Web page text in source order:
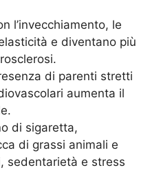
l’invecchiamento, le
e diventano più
di parenti stretti
aumenta il
di sigaretta,
di grassi animali e
sedentarietà e stress